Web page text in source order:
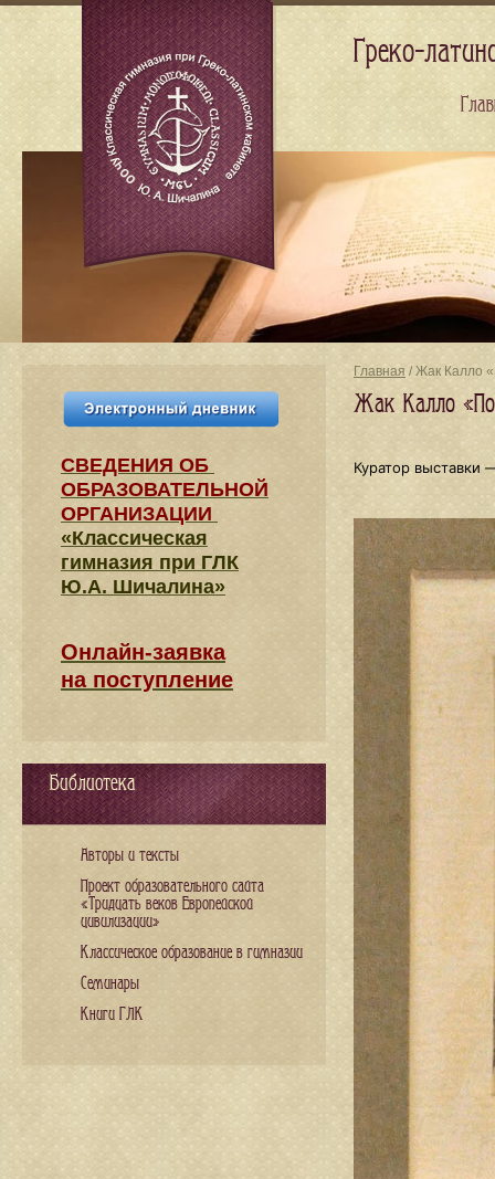
Главная / Жак Калло
Жак Калло
Куратор выставки
СВЕДЕНИЯ​ ОБ
ОБРАЗОВАТЕЛЬНОЙ
ОРГАНИЗАЦИИ
«Классическая
гимназия при ГЛК
Ю.А. Шичалина»
Онлайн-заявка
на поступление
Библиотека
Авторы и тексты
Проект образовательного сайта
«Тридцать веков Европейской
цивилизации»
Классическое образование в гимназии
Семинары
Книги ГЛК
Греко-